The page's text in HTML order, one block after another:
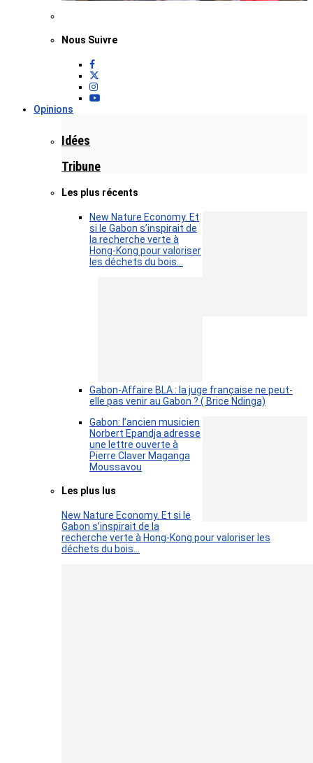
Nous Suivre
Opinions
Idées
Tribune
Les plus récents
New Nature Economy. Et
si le Gabon s’inspirait de
la recherche verte à
Hong-Kong pour valoriser
les déchets du bois…
Gabon-Affaire BLA : la juge française ne peut-
elle pas venir au Gabon ? ( Brice Ndinga)
Gabon: l’ancien musicien
Norbert Epandja adresse
une lettre ouverte à
Pierre Claver Maganga
Moussavou
Les plus lus
New Nature Economy. Et si le
Gabon s’inspirait de la
recherche verte à Hong-Kong pour valoriser les
déchets du bois…